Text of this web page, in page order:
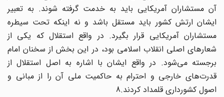
آن مستشاران آمریکایی باید به خدمت گرفته شوند. به تعبیر
ایشان ارتش کشور باید مستقل باشد و نه اینکه تحت سیطره
مستشاران آمریکایی قرار بگیرد. در واقع استقلال که یکی از
شعارهای اصلی انقلاب اسلامی بود، در این بخش از سخنان امام
برجسته می‌شود. در واقع ایشان با اشاره به اصل استقلال از
قدرت‌های خارجی و احترام به حاکمیت ملی آن را از مبانی و
اصول کشورداری قلمداد کردند.8